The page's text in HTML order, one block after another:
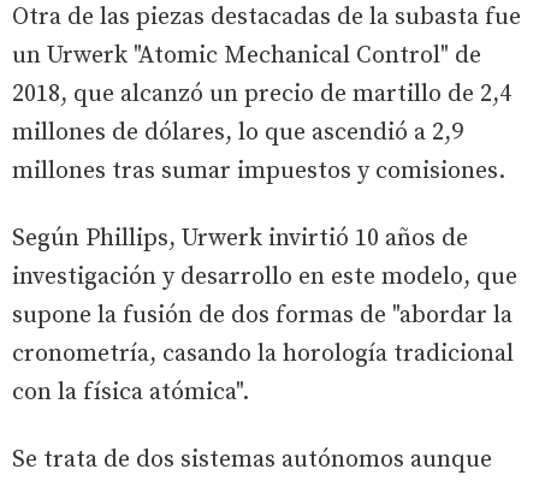
Otra de las piezas destacadas de la subasta fue
un Urwerk "Atomic Mechanical Control" de
2018, que alcanzó un precio de martillo de 2,4
millones de dólares, lo que ascendió a 2,9
millones tras sumar impuestos y comisiones.
Según Phillips, Urwerk invirtió 10 años de
investigación y desarrollo en este modelo, que
supone la fusión de dos formas de "abordar la
cronometría, casando la horología tradicional
con la física atómica".
Se trata de dos sistemas autónomos aunque